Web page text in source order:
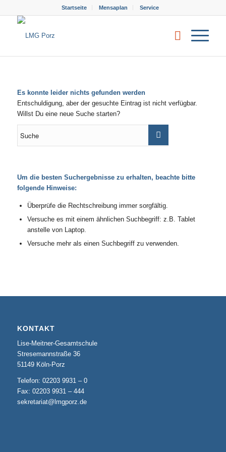
Startseite Mensaplan Service
Es konnte leider nichts gefunden werden
Entschuldigung, aber der gesuchte Eintrag ist nicht verfügbar.
Willst Du eine neue Suche starten?
Um die besten Suchergebnisse zu erhalten, beachte bitte
folgende Hinweise:
Überprüfe die Rechtschreibung immer sorgfältig.
Versuche es mit einem ähnlichen Suchbegriff: z.B. Tablet
anstelle von Laptop.
Versuche mehr als einen Suchbegriff zu verwenden.
KONTAKT
Lise-Meitner-Gesamtschule
Stresemannstraße 36
51149 Köln-Porz
Telefon: 02203 9931 – 0
Fax: 02203 9931 – 444
sekretariat@lmgporz.de